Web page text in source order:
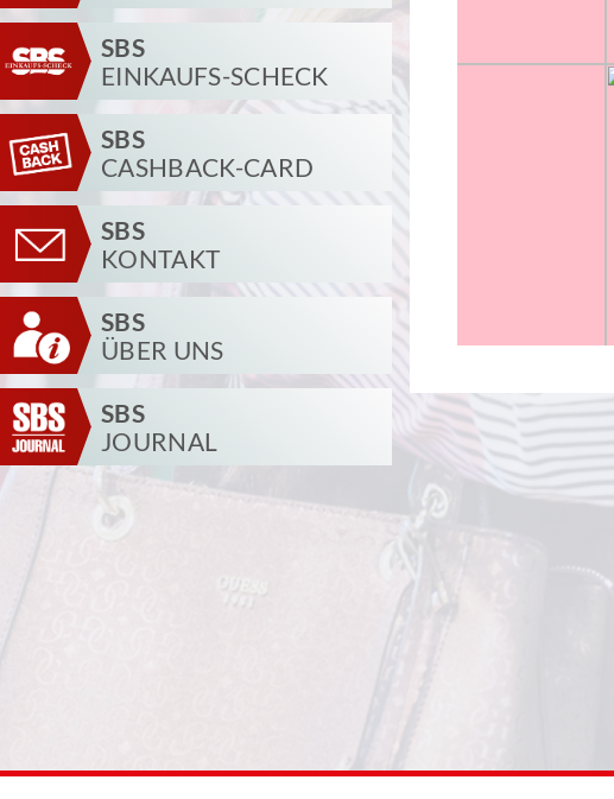
SBS
EINKAUFS-SCHECK
SBS
CASHBACK-CARD
SBS
KONTAKT
SBS
ÜBER UNS
SBS
JOURNAL